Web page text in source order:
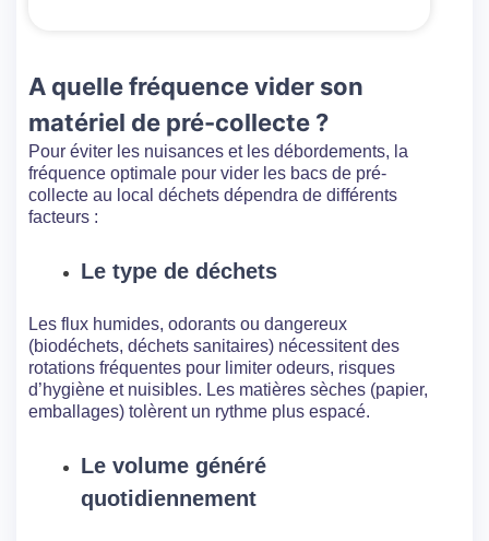
A quelle fréquence vider son
matériel de pré-collecte ?
Pour éviter les nuisances et les débordements, la
fréquence optimale pour vider les bacs de pré-
collecte au local déchets dépendra de différents
facteurs :
Le type de déchets
Les flux humides, odorants ou dangereux
(biodéchets, déchets sanitaires) nécessitent des
rotations fréquentes pour limiter odeurs, risques
d’hygiène et nuisibles. Les matières sèches (papier,
emballages) tolèrent un rythme plus espacé.
Le volume généré
quotidiennement